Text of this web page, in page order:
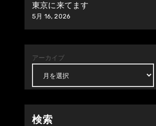
東京に来てます
5月 16, 2026
アーカイブ
検索